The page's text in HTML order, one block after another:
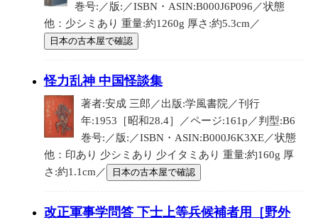
巻号:／版:／ISBN・ASIN:B000J6P096／状態
他：少シミあり 重量:約1260g 厚さ:約5.3cm／
日本の古本屋で確認
怪力乱神 中国怪談集
著者:安成 三郎／出版:学風書院／刊行
年:1953［昭和28.4］／ページ:161p／判型:B6
巻号:／版:／ISBN・ASIN:B000J6K3XE／状態
他：印あり 少シミあり 少イタミあり 重量:約160g 厚
さ:約1.1cm／
日本の古本屋で確認
改正軍事学問答 下士上等兵候補者用［野外